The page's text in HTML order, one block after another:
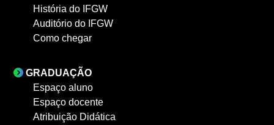
História do IFGW
Auditório do IFGW
Como chegar
GRADUAÇÃO
Espaço aluno
Espaço docente
Atribuição Didática